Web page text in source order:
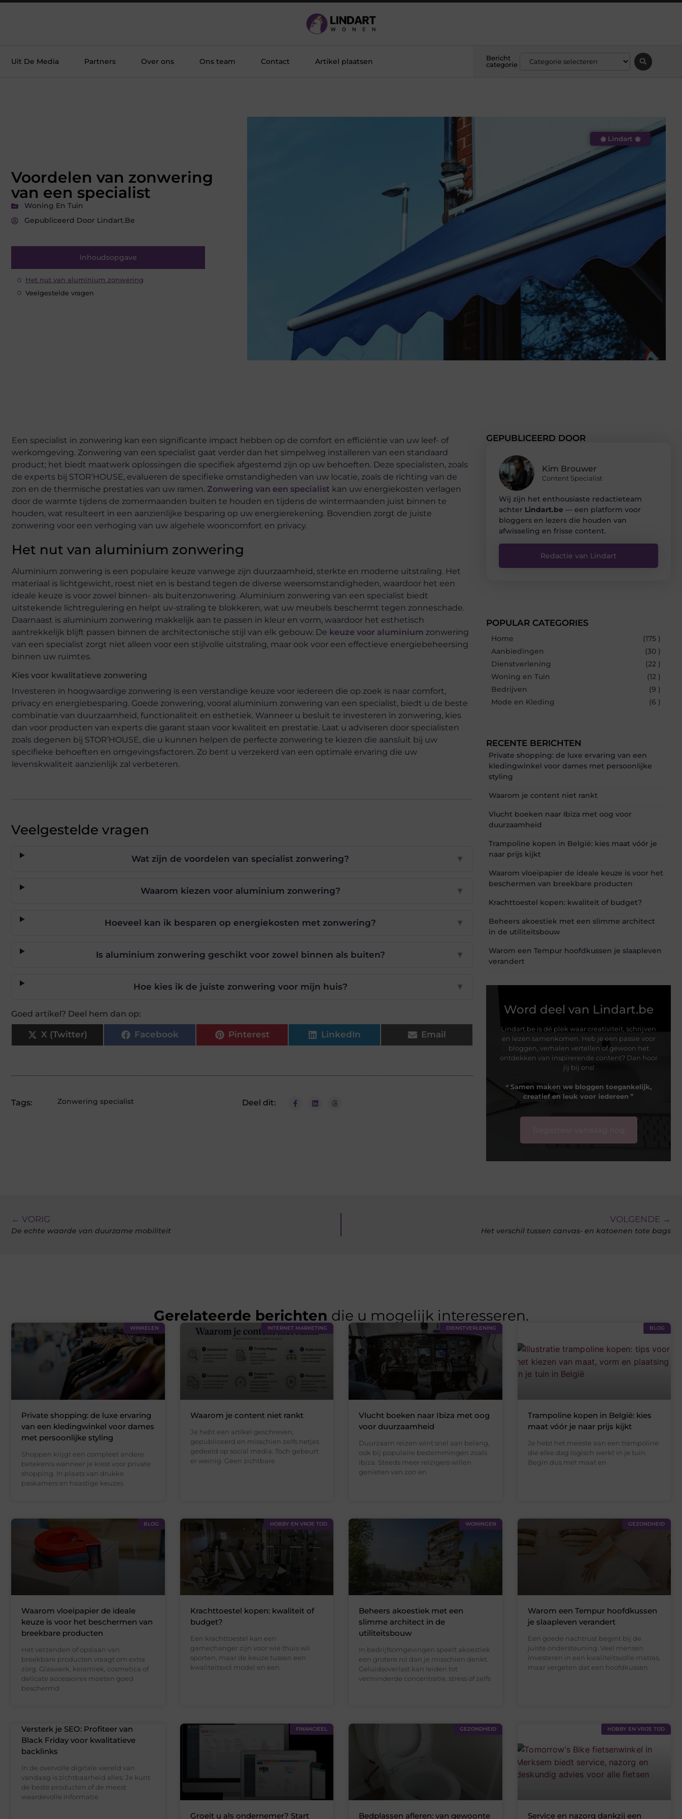
Uit De Media Partners Over ons Ons team Contact Artikel plaatsen
Bericht
categorie
Voordelen van zonwering
van een specialist
Woning En Tuin
Gepubliceerd Door Lindart.be
Inhoudsopgave
Het nut van aluminium zonwering
Veelgestelde vragen
◉ Lindart ◉
Een specialist in zonwering kan een significante impact hebben op de comfort en efficiëntie van uw leef- of
werkomgeving. Zonwering van een specialist gaat verder dan het simpelweg installeren van een standaard
product; het biedt maatwerk oplossingen die specifiek afgestemd zijn op uw behoeften. Deze specialisten, zoals
de experts bij STOR’HOUSE, evalueren de specifieke omstandigheden van uw locatie, zoals de richting van de
zon en de thermische prestaties van uw ramen. Zonwering van een specialist kan uw energiekosten verlagen
door de warmte tijdens de zomermaanden buiten te houden en tijdens de wintermaanden juist binnen te
houden, wat resulteert in een aanzienlijke besparing op uw energierekening. Bovendien zorgt de juiste
zonwering voor een verhoging van uw algehele wooncomfort en privacy.
Het nut van aluminium zonwering
Aluminium zonwering is een populaire keuze vanwege zijn duurzaamheid, sterkte en moderne uitstraling. Het
materiaal is lichtgewicht, roest niet en is bestand tegen de diverse weersomstandigheden, waardoor het een
ideale keuze is voor zowel binnen- als buitenzonwering. Aluminium zonwering van een specialist biedt
uitstekende lichtregulering en helpt uv-straling te blokkeren, wat uw meubels beschermt tegen zonneschade.
Daarnaast is aluminium zonwering makkelijk aan te passen in kleur en vorm, waardoor het esthetisch
aantrekkelijk blijft passen binnen de architectonische stijl van elk gebouw. De keuze voor aluminium zonwering
van een specialist zorgt niet alleen voor een stijlvolle uitstraling, maar ook voor een effectieve energiebeheersing
binnen uw ruimtes.
Kies voor kwalitatieve zonwering
Investeren in hoogwaardige zonwering is een verstandige keuze voor iedereen die op zoek is naar comfort,
privacy en energiebesparing. Goede zonwering, vooral aluminium zonwering van een specialist, biedt u de beste
combinatie van duurzaamheid, functionaliteit en esthetiek. Wanneer u besluit te investeren in zonwering, kies
dan voor producten van experts die garant staan voor kwaliteit en prestatie. Laat u adviseren door specialisten
zoals degenen bij STOR’HOUSE, die u kunnen helpen de perfecte zonwering te kiezen die aansluit bij uw
specifieke behoeften en omgevingsfactoren. Zo bent u verzekerd van een optimale ervaring die uw
levenskwaliteit aanzienlijk zal verbeteren.
Veelgestelde vragen
Wat zijn de voordelen van specialist zonwering? ▼
Waarom kiezen voor aluminium zonwering? ▼
Hoeveel kan ik besparen op energiekosten met zonwering? ▼
Is aluminium zonwering geschikt voor zowel binnen als buiten? ▼
Hoe kies ik de juiste zonwering voor mijn huis? ▼
Goed artikel? Deel hem dan op:
X (Twitter) Facebook Pinterest LinkedIn Email
Tags: Zonwering specialist Deel dit:
GEPUBLICEERD DOOR
Kim Brouwer
Content Specialist
Wij zijn het enthousiaste redactieteam
achter Lindart.be — een platform voor
bloggers en lezers die houden van
afwisseling en frisse content.
Redactie van Lindart
POPULAR CATEGORIES
Home
(175 )
Aanbiedingen
(30 )
Dienstverlening
(22 )
Woning en Tuin
(12 )
Bedrijven
(9 )
Mode en Kleding
(6 )
RECENTE BERICHTEN
Private shopping: de luxe ervaring van een
kledingwinkel voor dames met persoonlijke
styling
Waarom je content niet rankt
Vlucht boeken naar Ibiza met oog voor
duurzaamheid
Trampoline kopen in België: kies maat vóór je
naar prijs kijkt
Waarom vloeipapier de ideale keuze is voor het
beschermen van breekbare producten
Krachttoestel kopen: kwaliteit of budget?
Beheers akoestiek met een slimme architect
in de utiliteitsbouw
Warom een Tempur hoofdkussen je slaapleven
verandert
Word deel van Lindart.be
Lindart.be is dé plek waar creativiteit, schrijven
en lezen samenkomen. Heb je een passie voor
bloggen, verhalen vertellen of gewoon het
ontdekken van inspirerende content? Dan hoor
jij bij ons!
❝ Samen maken we bloggen toegankelijk,
creatief en leuk voor iedereen ❞
← VORIG
De echte waarde van duurzame mobiliteit
VOLGENDE →
Het verschil tussen canvas- en katoenen tote bags
Gerelateerde berichten die u mogelijk interesseren.
WINKELEN
Private shopping: de luxe ervaring
van een kledingwinkel voor dames
met persoonlijke styling
Shoppen krijgt een compleet andere
betekenis wanneer je kiest voor private
shopping. In plaats van drukke
paskamers en haastige keuzes
INTERNET MARKETING
Waarom je content niet rankt
Je hebt een artikel geschreven,
gepubliceerd en misschien zelfs netjes
gedeeld op social media. Toch gebeurt
er weinig. Geen zichtbare
DIENSTVERLENING
Vlucht boeken naar Ibiza met oog
voor duurzaamheid
Duurzaam reizen wint snel aan belang,
ook bij populaire bestemmingen zoals
Ibiza. Steeds meer reizigers willen
genieten van zon en
BLOG
Trampoline kopen in België: kies
maat vóór je naar prijs kijkt
Je hebt het meeste aan een trampoline
die elke dag logisch werkt in je tuin.
Begin dus met maat en
BLOG
Waarom vloeipapier de ideale
keuze is voor het beschermen van
breekbare producten
Het verzenden of opslaan van
breekbare producten vraagt om extra
zorg. Glaswerk, keramiek, cosmetica of
delicate accessoires moeten goed
beschermd
HOBBY EN VRIJE TIJD
Krachttoestel kopen: kwaliteit of
budget?
Een krachttoestel kan een
gamechanger zijn voor wie thuis wil
sporten, maar de keuze tussen een
kwaliteitsvol model en een
WONINGEN
Beheers akoestiek met een
slimme architect in de
utiliteitsbouw
In bedrijfsomgevingen speelt akoestiek
een grotere rol dan je misschien denkt.
Geluidsoverlast kan leiden tot
verminderde concentratie, stress of zelfs
GEZONDHEID
Warom een Tempur hoofdkussen
je slaapleven verandert
Een goede nachtrust begint bij de
juiste ondersteuning. Veel mensen
investeren in een kwaliteitsvolle matras,
maar vergeten dat een hoofdkussen
Versterk je SEO: Profiteer van
Black Friday voor kwalitatieve
backlinks
In de overvolle digitale wereld van
vandaag is zichtbaarheid alles. Je kunt
de beste producten of de meest
waardevolle informatie
FINANCIEEL
Groeit u als ondernemer? Start
GEZONDHEID
Bedplassen afleren: van gewoonte
HOBBY EN VRIJE TIJD
Service en nazorg dankzij een